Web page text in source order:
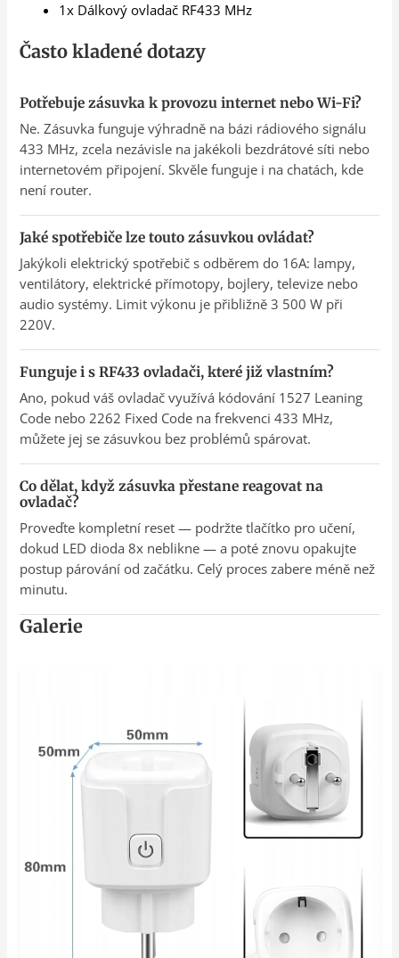
1x Dálkový ovladač RF433 MHz
Často kladené dotazy
Potřebuje zásuvka k provozu internet nebo Wi-Fi?
Ne. Zásuvka funguje výhradně na bázi rádiového signálu
433 MHz, zcela nezávisle na jakékoli bezdrátové síti nebo
internetovém připojení. Skvěle funguje i na chatách, kde
není router.
Jaké spotřebiče lze touto zásuvkou ovládat?
Jakýkoli elektrický spotřebič s odběrem do 16A: lampy,
ventilátory, elektrické přímotopy, bojlery, televize nebo
audio systémy. Limit výkonu je přibližně 3 500 W při
220V.
Funguje i s RF433 ovladači, které již vlastním?
Ano, pokud váš ovladač využívá kódování 1527 Leaning
Code nebo 2262 Fixed Code na frekvenci 433 MHz,
můžete jej se zásuvkou bez problémů spárovat.
Co dělat, když zásuvka přestane reagovat na
ovladač?
Proveďte kompletní reset — podržte tlačítko pro učení,
dokud LED dioda 8x neblikne — a poté znovu opakujte
postup párování od začátku. Celý proces zabere méně než
minutu.
Galerie